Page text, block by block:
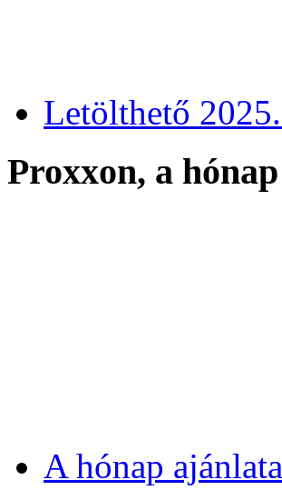
Letölthető
Proxxon, a
A hónap